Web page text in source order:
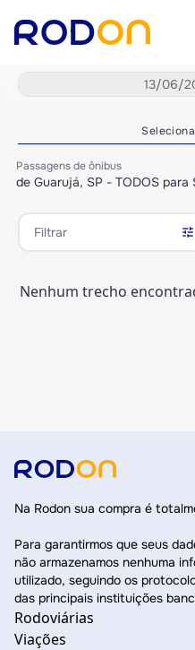
13/06/
Passagens de ônibus
de Guarujá, SP - TODOS para
Filtrar tune
Nenhum trecho
Na Rodon sua compra é
Para garantirmos que seus
não armazenamos nenhuma
utilizado, seguindo os
das principais instituições
Rodoviárias
Viações